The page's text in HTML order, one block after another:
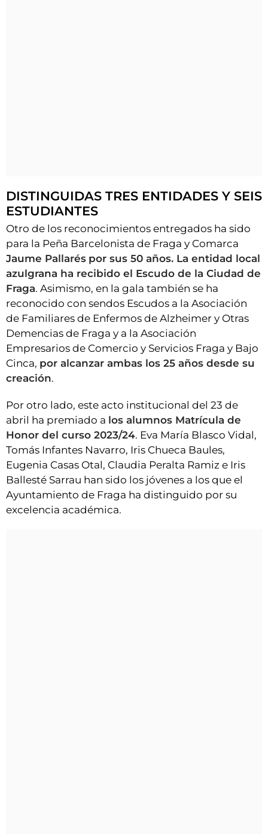
DISTINGUIDAS TRES ENTIDADES Y SEIS
ESTUDIANTES
Otro de los reconocimientos entregados ha sido
para la Peña Barcelonista de Fraga y Comarca
Jaume Pallarés por sus 50 años. La entidad local
azulgrana ha recibido el Escudo de la Ciudad de
Fraga. Asimismo, en la gala también se ha
reconocido con sendos Escudos a la Asociación
de Familiares de Enfermos de Alzheimer y Otras
Demencias de Fraga y a la Asociación
Empresarios de Comercio y Servicios Fraga y Bajo
Cinca, por alcanzar ambas los 25 años desde su
creación.
Por otro lado, este acto institucional del 23 de
abril ha premiado a los alumnos Matrícula de
Honor del curso 2023/24. Eva María Blasco Vidal,
Tomás Infantes Navarro, Iris Chueca Baules,
Eugenia Casas Otal, Claudia Peralta Ramiz e Iris
Ballesté Sarrau han sido los jóvenes a los que el
Ayuntamiento de Fraga ha distinguido por su
excelencia académica.